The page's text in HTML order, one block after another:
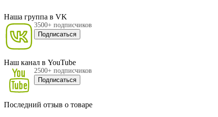
Наша группа в VK
3500+ подписчиков
Подписаться
Наш канал в YouTube
2500+ подписчиков
Подписаться
Последний отзыв о товаре